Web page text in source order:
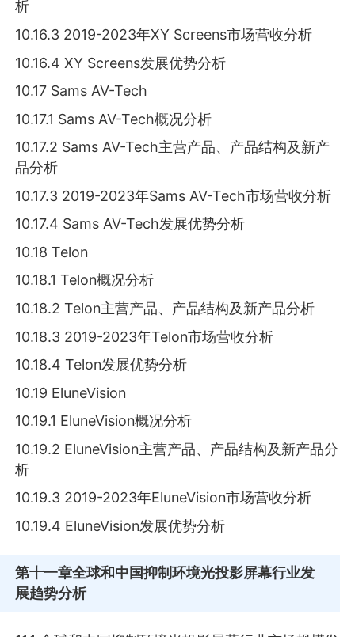
析
10.16.3 2019-2023年XY Screens市场营收分析
10.16.4 XY Screens发展优势分析
10.17 Sams AV-Tech
10.17.1 Sams AV-Tech概况分析
10.17.2 Sams AV-Tech主营产品、产品结构及新产
品分析
10.17.3 2019-2023年Sams AV-Tech市场营收分析
10.17.4 Sams AV-Tech发展优势分析
10.18 Telon
10.18.1 Telon概况分析
10.18.2 Telon主营产品、产品结构及新产品分析
10.18.3 2019-2023年Telon市场营收分析
10.18.4 Telon发展优势分析
10.19 EluneVision
10.19.1 EluneVision概况分析
10.19.2 EluneVision主营产品、产品结构及新产品分
析
10.19.3 2019-2023年EluneVision市场营收分析
10.19.4 EluneVision发展优势分析
第十一章全球和中国抑制环境光投影屏幕行业发
展趋势分析